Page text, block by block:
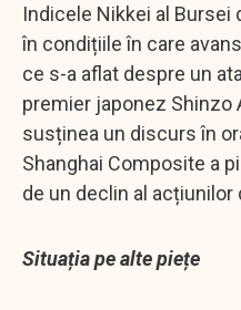
Indicele Nikkei al Bursei
în condițiile în care
ce s-a aflat despre un
premier japonez Shinzo
susținea un discurs în
Shanghai Composite a
de un declin al
Situația pe alte piețe